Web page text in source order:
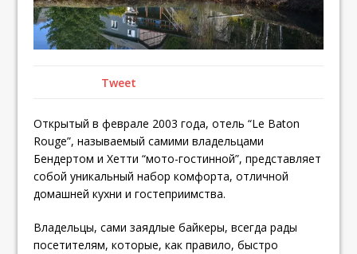
Tweet
Открытый в феврале 2003 года, отель “Le Baton
Rouge”, называемый самими владельцами
Бендертом и Хетти “мото-гостинной”, представляет
собой уникальный набор комфорта, отличной
домашней кухни и гостеприимства.
Владельцы, сами заядлые байкеры, всегда рады
посетителям, которые, как правило, быстро